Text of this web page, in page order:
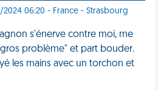
06:20 - France - Strasbourg
s'énerve contre moi, me
problème" et part bouder.
les mains avec un torchon et